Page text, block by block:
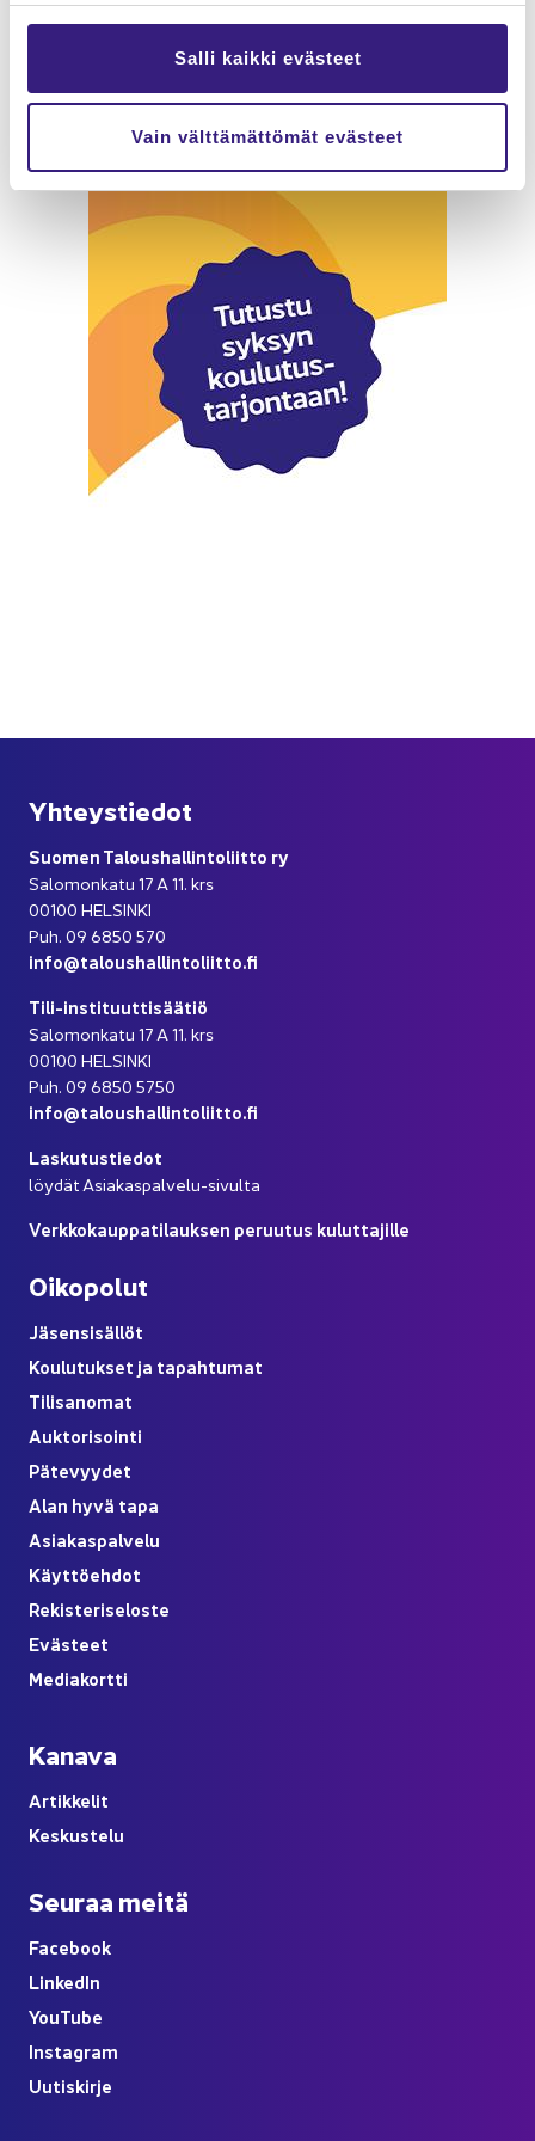
Salli kaikki evästeet
Vain välttämättömät evästeet
Yh­teys­tie­dot
Suo­men Ta­lous­hal­lin­to­liit­to ry
Sa­lo­mon­ka­tu 17 A 11. krs
00100 HEL­SIN­KI
Puh. 09 6850 570
info@ta­lous­hal­lin­to­liit­to.fi
Tili-​instituuttisäätiö
Sa­lo­mon­ka­tu 17 A 11. krs
00100 HEL­SIN­KI
Puh. 09 6850 5750
info@ta­lous­hal­lin­to­liit­to.fi
Las­ku­tus­tie­dot
löy­dät Asiakaspalvelu-​sivulta
Verk­ko­kaup­pa­ti­lauk­sen pe­ruu­tus ku­lut­ta­jil­le
Oi­ko­po­lut
Jä­sen­si­säl­löt
Kou­lu­tuk­set ja ta­pah­tu­mat
Ti­li­sa­no­mat
Auk­to­ri­soin­ti
Pä­te­vyy­det
Alan hyvä tapa
Asia­kas­pal­ve­lu
Käyt­tö­eh­dot
Re­kis­te­ri­se­los­te
Eväs­teet
Me­dia­kort­ti
Ka­na­va
Ar­tik­ke­lit
Kes­kus­te­lu
Seu­raa meitä
Face­book
Lin­ke­dIn
YouTube
Ins­ta­gram
Uu­tis­kir­je